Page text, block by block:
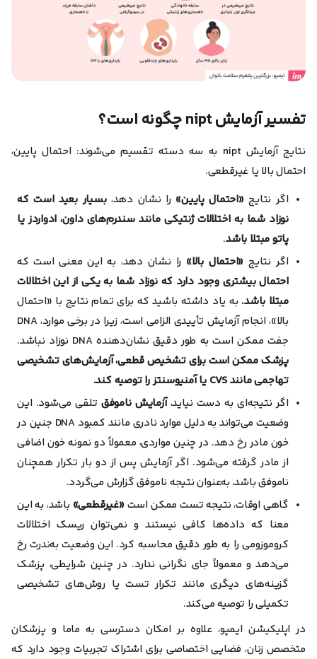
تفسیر آزمایش nipt چگونه است؟
نتایج آزمایش nipt به سه دسته تقسیم می‌شوند:
احتمال پایین،
احتمال بالا یا غیرقطعی.
اگر نتایج«احتمال پایین» را نشان دهد،بسیار بعید است که
نوزاد شما به اختلالات ژنتیکی مانند سندرم‌های داون، ادواردز یا
پاتو مبتلا باشد.
اگر نتایج «احتمال بالا» را نشان دهد، به این معنی است که
احتمال بیشتری وجود دارد که نوزاد شما به یکی از این اختلالات
مبتلا باشد. به یاد داشته باشید که برای تمام نتایج با «احتمال
بالا»، انجام آزمایش تأییدی الزامی است، زیرا در برخی موارد، DNA
جفت ممکن است به طور دقیق نشان‌دهنده DNA نوزاد نباشد.
پزشک ممکن است برای تشخیص قطعی، آزمایش‌های تشخیصی
تهاجمی مانند CVS یا آمنیوسنتز را توصیه کند.
اگر نتیجه‌ای به دست نیاید،آزمایش ناموفق تلقی می‌شود. این
وضعیت می‌تواند به دلیل موارد نادری مانند کمبود DNA جنین در
خون مادر رخ دهد. در چنین مواردی، معمولاً دو نمونه خون اضافی
از مادر گرفته می‌شود. اگر آزمایش پس از دو بار تکرار همچنان
ناموفق باشد، به‌عنوان نتیجه ناموفق گزارش می‌گردد.
گاهی اوقات، نتیجه تست ممکن است«غیرقطعی» باشد، به این
معنا که داده‌ها کافی نیستند و نمی‌توان ریسک اختلالات
کروموزومی را به طور دقیق محاسبه کرد. این وضعیت به‌ندرت رخ
می‌دهد و معمولاً جای نگرانی ندارد. در چنین شرایطی، پزشک
گزینه‌های دیگری مانند تکرار تست یا روش‌های تشخیصی
تکمیلی را توصیه می‌کند.
در اپلیکیشن ایمپو، علاوه بر امکان دسترسی به ماما و پزشکان
متخصص زنان، فضایی اختصاصی برای اشتراک تجربیات وجود دارد که